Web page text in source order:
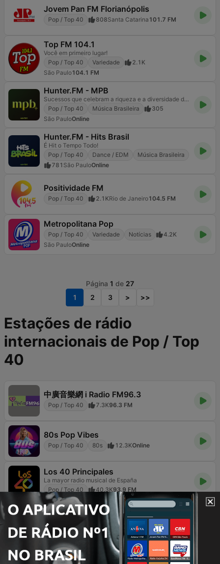
Jovem Pan FM Florianópolis
Pop / Top 40 808Santa Catarina 101.7 FM
Top FM 104.1
Você em primeiro lugar!
Pop / Top 40
Variedade
2.1K
São Paulo104.1 FM
Hunter.FM - MPB
Sucessos que celebram a riqueza e a diversidade da música brasileira. Rádio MPB!
Pop / Top 40
Música Brasileira
305
São PauloOnline
Hunter.FM - Hits Brasil
É Hit o Tempo Todo!
Pop / Top 40
Dance / EDM
Música Brasileira
781 São PauloOnline
Positividade FM
Pop / Top 40 2.1KRio de Janeiro104.5 FM
Metropolitana Pop
Pop / Top 40 Variedade Notícias
4.2K
São PauloOnline
Página 1 de 27
1
2 3 > >>
Estações de rádio
internacionais de Pop / Top
40
中廣音樂網 i Radio FM96.3
Pop / Top 40 7.3K96.3 FM
80s Pop Vibes
Pop / Top 40 80s 12.3KOnline
Los 40 Principales
La mayor radio musical de España
Pop / Top 40
40.3K93.9 FM
VOX FM
Pop / Top 40
13.6K 104.4 FM
RMF FM
Najlepsza Muzyka